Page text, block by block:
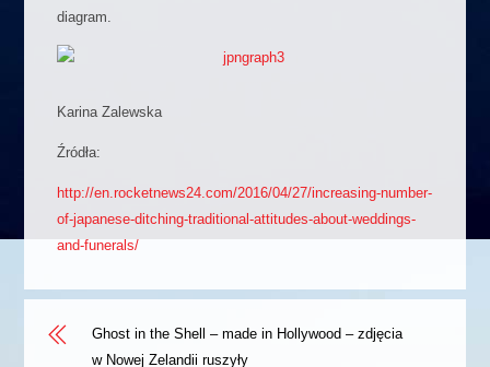
diagram.
Karina Zalewska
Źródła:
http://en.rocketnews24.com/2016/04/27/increasing-number-
of-japanese-ditching-traditional-attitudes-about-weddings-
and-funerals/
Ghost in the Shell – made in Hollywood – zdjęcia
w Nowej Zelandii ruszyły